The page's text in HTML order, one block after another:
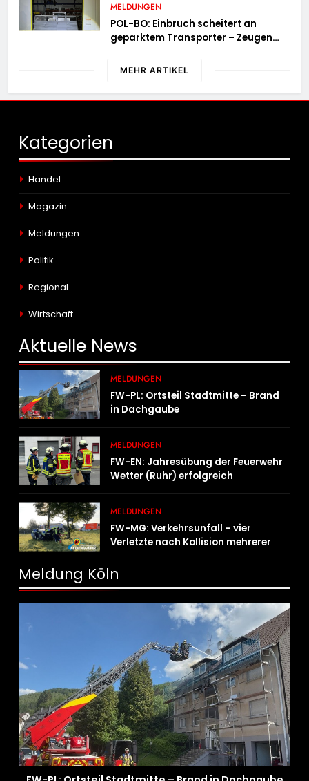
MELDUNGEN
POL-BO: Einbruch scheitert an
geparktem Transporter – Zeugen
MEHR ARTIKEL
Kategorien
Handel
Magazin
Meldungen
Politik
Regional
Wirtschaft
Aktuelle News
MELDUNGEN
FW-PL: Ortsteil Stadtmitte – Brand
in Dachgaube
MELDUNGEN
FW-EN: Jahresübung der Feuerwehr
Wetter (Ruhr) erfolgreich
MELDUNGEN
FW-MG: Verkehrsunfall – vier
Verletzte nach Kollision mehrerer
Meldung Köln